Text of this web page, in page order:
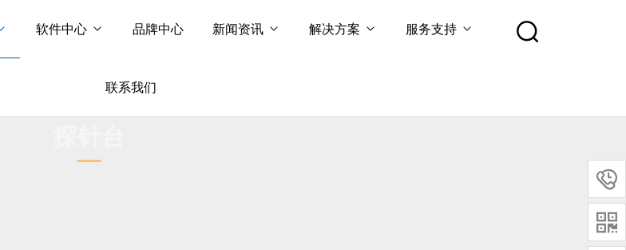
软件中心 品牌中心 新闻资讯 解决方案 服务支持
联系我们

